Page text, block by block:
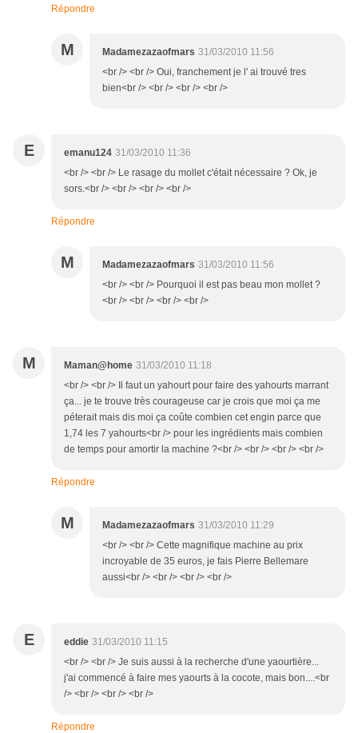
Répondre
M Madamezazaofmars 31/03/2010 11:56
<br /> <br /> Oui, franchement je l' ai trouvé tres
bien<br /> <br /> <br /> <br />
E emanu124 31/03/2010 11:36
<br /> <br /> Le rasage du mollet c'était nécessaire ? Ok, je
sors.<br /> <br /> <br /> <br />
Répondre
M Madamezazaofmars 31/03/2010 11:56
<br /> <br /> Pourquoi il est pas beau mon mollet ?
<br /> <br /> <br /> <br />
M Maman@home 31/03/2010 11:18
<br /> <br /> Il faut un yahourt pour faire des yahourts marrant
ça... je te trouve très courageuse car je crois que moi ça me
péterait mais dis moi ça coûte combien cet engin parce que
1,74 les 7 yahourts<br /> pour les ingrédients mais combien
de temps pour amortir la machine ?<br /> <br /> <br /> <br />
Répondre
M Madamezazaofmars 31/03/2010 11:29
<br /> <br /> Cette magnifique machine au prix
incroyable de 35 euros, je fais Pierre Bellemare
aussi<br /> <br /> <br /> <br />
E eddie 31/03/2010 11:15
<br /> <br /> Je suis aussi à la recherche d'une yaourtière...
j'ai commencé à faire mes yaourts à la cocote, mais bon....<br
/> <br /> <br /> <br />
Répondre